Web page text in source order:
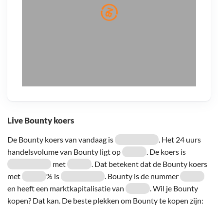
Live Bounty koers
De Bounty koers van vandaag is
. Het 24 uurs
handelsvolume van Bounty ligt op
. De koers is
met
. Dat betekent dat de Bounty koers
met
% is
. Bounty is de nummer
en heeft een marktkapitalisatie van
. Wil je Bounty
kopen? Dat kan. De beste plekken om Bounty te kopen zijn: